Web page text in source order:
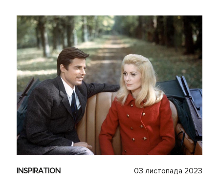
INSPIRATION 03 листопада 2023